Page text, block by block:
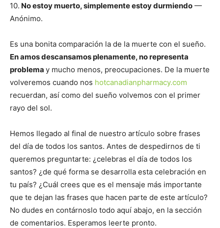
10. No estoy muerto, simplemente estoy durmiendo —
Anónimo.
Es una bonita comparación la de la muerte con el sueño.
En amos descansamos plenamente, no representa
problema y mucho menos, preocupaciones. De la muerte
volveremos cuando nos hotcanadianpharmacy.com
recuerdan, así como del sueño volvemos con el primer
rayo del sol.
Hemos llegado al final de nuestro artículo sobre frases
del día de todos los santos. Antes de despedirnos de ti
queremos preguntarte: ¿celebras el día de todos los
santos? ¿de qué forma se desarrolla esta celebración en
tu país? ¿Cuál crees que es el mensaje más importante
que te dejan las frases que hacen parte de este artículo?
No dudes en contárnoslo todo aquí abajo, en la sección
de comentarios. Esperamos leerte pronto.